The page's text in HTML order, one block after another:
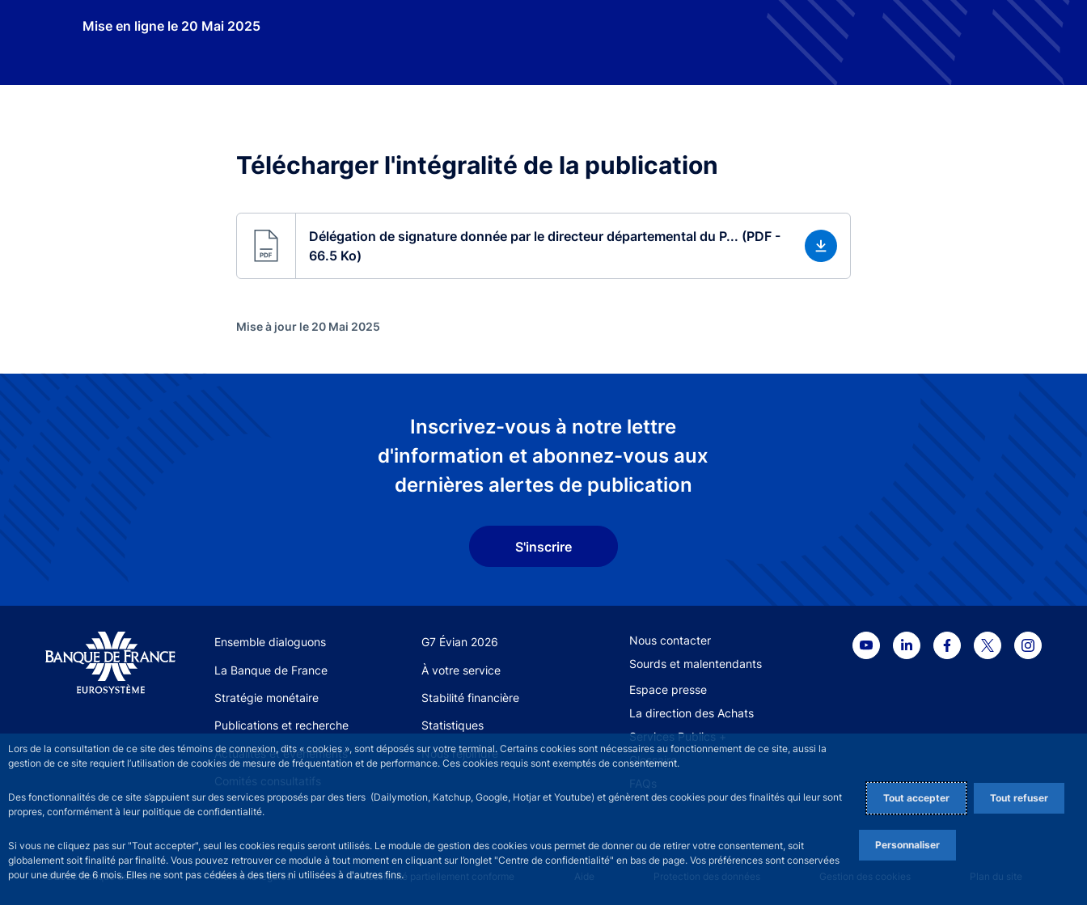
Lors de la consultation de ce site des témoins de connexion, dits « cookies », sont déposés sur votre terminal. Certains cookies sont nécessaires au fonctionnement de ce site, aussi la
gestion de ce site requiert l’utilisation de cookies de mesure de fréquentation et de performance. Ces cookies requis sont exemptés de consentement.
Des fonctionnalités de ce site s’appuient sur des services proposés par des tiers (Dailymotion, Katchup, Google, Hotjar et Youtube) et génèrent des cookies pour des finalités qui leur sont
propres, conformément à leur politique de confidentialité.
Si vous ne cliquez pas sur "Tout accepter", seul les cookies requis seront utilisés. Le module de gestion des cookies vous permet de donner ou de retirer votre consentement, soit
globalement soit finalité par finalité. Vous pouvez retrouver ce module à tout moment en cliquant sur l’onglet "Centre de confidentialité" en bas de page. Vos préférences sont conservées
pour une durée de 6 mois. Elles ne sont pas cédées à des tiers ni utilisées à d'autres fins.
Tout accepter Tout refuser
Personnaliser
Mise en ligne le 20 Mai 2025
Télécharger l'intégralité de la publication
Délégation de signature donnée par le directeur départemental du P... (PDF -
66.5 Ko)
Mise à jour le 20 Mai 2025
Inscrivez-vous à notre lettre
d'information et abonnez-vous aux
dernières alertes de publication
S'inscrire
Site navigation
Ensemble dialoguons G7 Évian 2026
La Banque de France À votre service
Stratégie monétaire Stabilité financière
Publications et recherche Statistiques
Actualités et événements Nous rejoindre
Comités consultatifs
Footer secondary menu
Nous contacter
Sourds et malentendants
Espace presse
La direction des Achats
Services Publics +
Glossaire
FAQs
©2026 Banque de France Footer legal notice menu
Mentions légales Accessibilité partiellement conforme Aide Protection des données Gestion des cookies Plan du site